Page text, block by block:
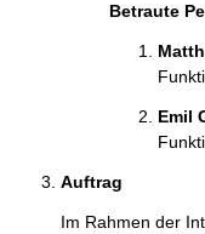
Betraute
Emil
Auftrag
Im Rahmen der